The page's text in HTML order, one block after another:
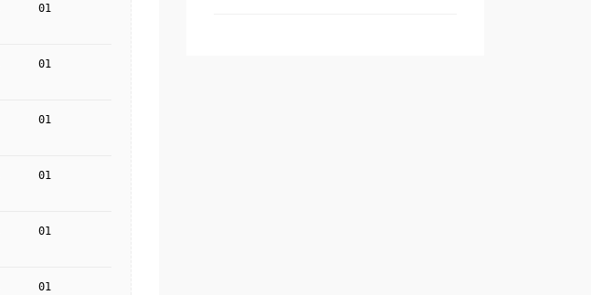
01
01
01
01
01
01